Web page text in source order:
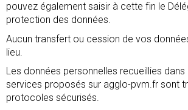
pouvez également saisir à cette fin le
protection des données.
Aucun transfert ou cession de vos
lieu.
Les données personnelles recueillies
services proposés sur agglo-pvm.fr sont
protocoles sécurisés.